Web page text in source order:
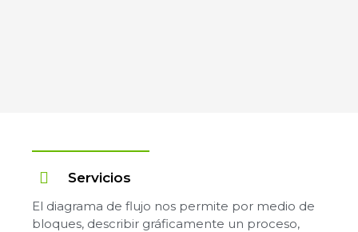
Servicios
El diagrama de flujo nos permite por medio de
bloques, describir gráficamente un proceso,